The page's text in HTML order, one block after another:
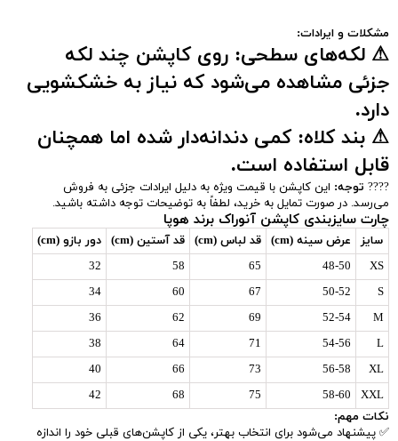
مشکلات و ایرادات:
⚠لکه‌های سطحی: روی کاپشن چند لکه
جزئی مشاهده می‌شود که نیاز به خشکشویی
دارد.
⚠بند کلاه: کمی دندانه‌دار شده اما همچنان
قابل استفاده است.
???? توجه: این کاپشن با قیمت ویژه به دلیل ایرادات جزئی به فروش
می‌رسد. در صورت تمایل به خرید، لطفاً به توضیحات توجه داشته باشید.
چارت سایزبندی کاپشن آنوراک برند هوپا
سایز عرض سینه (cm) قد لباس (cm) قد آستین (cm)
دور بازو (cm)
XS
48-50
65
58
32
S
50-52
67
60
34
M
52-54
69
62
36
L
54-56
71
64
38
XL
56-58
73
66
40
XXL
58-60
75
68
42
نکات مهم:
✅ پیشنهاد می‌شود برای انتخاب بهتر، یکی از کاپشن‌های قبلی خود را اندازه